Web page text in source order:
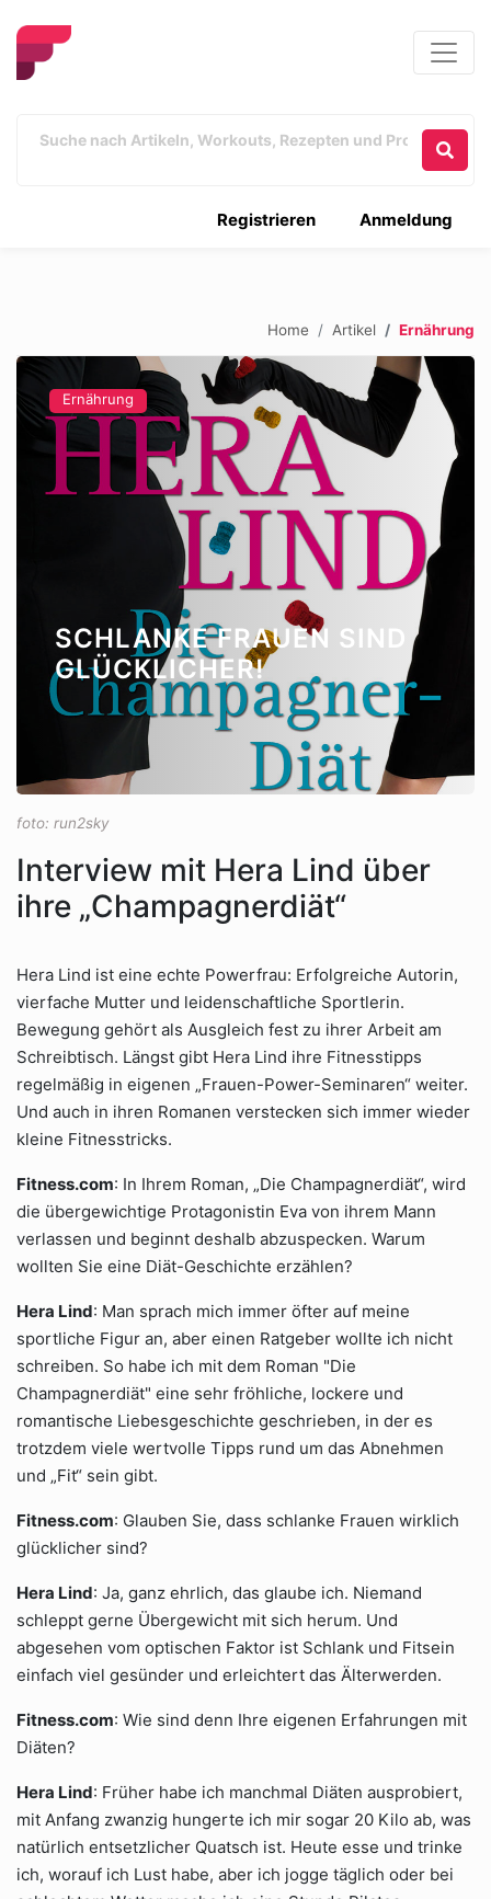
Anmeldung
Registrieren
Home Artikel Ernährung
Ernährung
SCHLANKE FRAUEN SIND
GLÜCKLICHER!
foto: run2sky
Interview mit Hera Lind über
ihre „Champagnerdiät“
Hera Lind ist eine echte Powerfrau: Erfolgreiche Autorin,
vierfache Mutter und leidenschaftliche Sportlerin.
Bewegung gehört als Ausgleich fest zu ihrer Arbeit am
Schreibtisch. Längst gibt Hera Lind ihre Fitnesstipps
regelmäßig in eigenen „Frauen-Power-Seminaren“ weiter.
Und auch in ihren Romanen verstecken sich immer wieder
kleine Fitnesstricks.
Fitness.com: In Ihrem Roman, „Die Champagnerdiät“, wird
die übergewichtige Protagonistin Eva von ihrem Mann
verlassen und beginnt deshalb abzuspecken. Warum
wollten Sie eine Diät-Geschichte erzählen?
Hera Lind: Man sprach mich immer öfter auf meine
sportliche Figur an, aber einen Ratgeber wollte ich nicht
schreiben. So habe ich mit dem Roman "Die
Champagnerdiät" eine sehr fröhliche, lockere und
romantische Liebesgeschichte geschrieben, in der es
trotzdem viele wertvolle Tipps rund um das Abnehmen
und „Fit“ sein gibt.
Fitness.com: Glauben Sie, dass schlanke Frauen wirklich
glücklicher sind?
Hera Lind: Ja, ganz ehrlich, das glaube ich. Niemand
schleppt gerne Übergewicht mit sich herum. Und
abgesehen vom optischen Faktor ist Schlank und Fitsein
einfach viel gesünder und erleichtert das Älterwerden.
Fitness.com: Wie sind denn Ihre eigenen Erfahrungen mit
Diäten?
Hera Lind: Früher habe ich manchmal Diäten ausprobiert,
mit Anfang zwanzig hungerte ich mir sogar 20 Kilo ab, was
natürlich entsetzlicher Quatsch ist. Heute esse und trinke
ich, worauf ich Lust habe, aber ich jogge täglich oder bei